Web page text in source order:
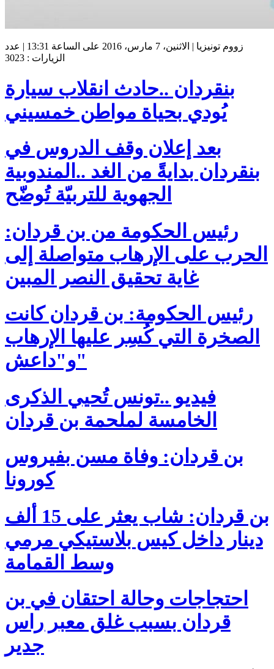
زووم تونيزيا | الاثنين، 7 مارس، 2016 على الساعة 13:31 | عدد
الزيارات : 3023
بنقردان ..حادث انقلاب سيارة
يُودي بحياة مواطن خمسيني
بعد إعلان وقف الدروس في
بنقردان بدايةً من الغد ..المندوبية
الجهوية للتربيّة تُوضّح
رئيس الحكومة من بن قردان:
الحرب على الإرهاب متواصلة إلى
غاية تحقيق النصر المبين
رئيس الحكومة: بن قردان كانت
الصخرة التي كُسِر عليها الإرهاب
و"داعش"
فيديو ..تونس تُحيي الذكرى
الخامسة لملحمة بن قردان
بن قردان: وفاة مسن بفيروس
كورونا
بن قردان: شاب يعثر على 15 ألف
دينار داخل كيس بلاستيكي مرمي
وسط القمامة
احتجاجات وحالة احتقان في بن
قردان بسبب غلق معبر راس
جدير